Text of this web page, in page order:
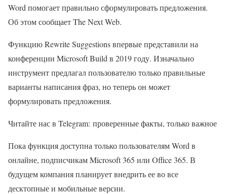
Word помогает правильно сформулировать предложения.
Об этом сообщает The Next Web.
Функцию Rewrite Suggestions впервые представили на
конференции Microsoft Build в 2019 году. Изначально
инструмент предлагал пользователю только правильные
варианты написания фраз, но теперь он может
формулировать предложения.
Читайте нас в Telegram: проверенные факты, только важное
Пока функция доступна только пользователям Word в
онлайне, подписчикам Microsoft 365 или Office 365. В
будущем компания планирует внедрить ее во все
десктопные и мобильные версии.